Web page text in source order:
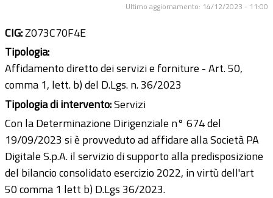
Ultimo aggiornamento: 14/12/2023 - 11:00
CIG:Z073C70F4E
Tipologia:
Affidamento diretto dei servizi e forniture - Art. 50,
comma 1, lett. b) del D.Lgs. n. 36/2023
Tipologia di intervento:Servizi
Con la Determinazione Dirigenziale n° 674 del
19/09/2023 si è provveduto ad affidare alla Società PA
Digitale S.p.A. il servizio di supporto alla predisposizione
del bilancio consolidato esercizio 2022, in virtù dell'art
50 comma 1 lett b) D.Lgs 36/2023.